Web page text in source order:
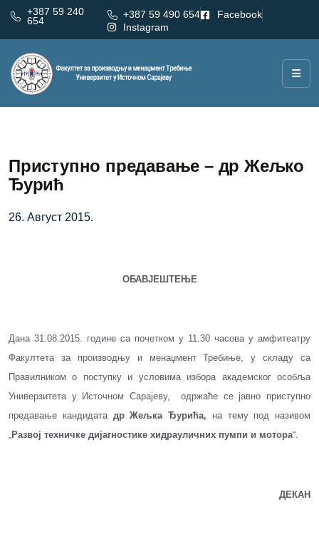
+387 59 240
654
+387 59 490 654
Facebook
Instagram
Приступно предавање – др Жељко
Ђурић
26. Август 2015.
ОБАВЈЕШТЕЊЕ
Дана 31.08.2015. године са почетком у 11.30 часова у амфитеатру
Факултета за производњу и менаџмент Требиње, у складу са
Правилником о поступку и условима избора академског особља
Универзитета у Источном Сарајеву, одржаће се јавно приступно
предавање кандидата др Жељка Ђурића, на тему под називом
„Развој техничке дијагностике хидрауличних пумпи и мотора“.
ДЕКАН